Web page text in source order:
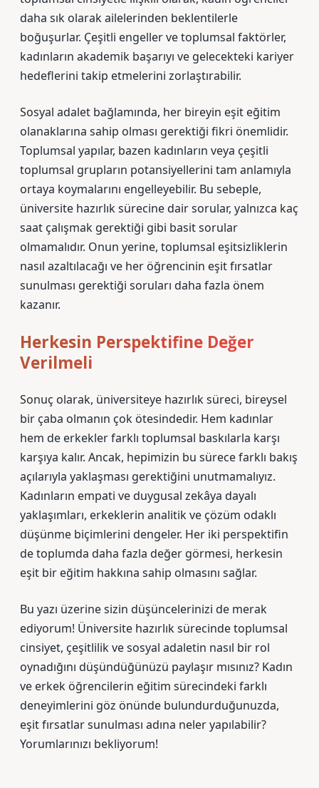
daha sık olarak ailelerinden beklentilerle
boğuşurlar. Çeşitli engeller ve toplumsal faktörler,
kadınların akademik başarıyı ve gelecekteki kariyer
hedeflerini takip etmelerini zorlaştırabilir.
Sosyal adalet bağlamında, her bireyin eşit eğitim
olanaklarına sahip olması gerektiği fikri önemlidir.
Toplumsal yapılar, bazen kadınların veya çeşitli
toplumsal grupların potansiyellerini tam anlamıyla
ortaya koymalarını engelleyebilir. Bu sebeple,
üniversite hazırlık sürecine dair sorular, yalnızca kaç
saat çalışmak gerektiği gibi basit sorular
olmamalıdır. Onun yerine, toplumsal eşitsizliklerin
nasıl azaltılacağı ve her öğrencinin eşit fırsatlar
sunulması gerektiği soruları daha fazla önem
kazanır.
Herkesin Perspektifine Değer
Verilmeli
Sonuç olarak, üniversiteye hazırlık süreci, bireysel
bir çaba olmanın çok ötesindedir. Hem kadınlar
hem de erkekler farklı toplumsal baskılarla karşı
karşıya kalır. Ancak, hepimizin bu sürece farklı bakış
açılarıyla yaklaşması gerektiğini unutmamalıyız.
Kadınların empati ve duygusal zekâya dayalı
yaklaşımları, erkeklerin analitik ve çözüm odaklı
düşünme biçimlerini dengeler. Her iki perspektifin
de toplumda daha fazla değer görmesi, herkesin
eşit bir eğitim hakkına sahip olmasını sağlar.
Bu yazı üzerine sizin düşüncelerinizi de merak
ediyorum! Üniversite hazırlık sürecinde toplumsal
cinsiyet, çeşitlilik ve sosyal adaletin nasıl bir rol
oynadığını düşündüğünüzü paylaşır mısınız? Kadın
ve erkek öğrencilerin eğitim sürecindeki farklı
deneyimlerini göz önünde bulundurduğunuzda,
eşit fırsatlar sunulması adına neler yapılabilir?
Yorumlarınızı bekliyorum!